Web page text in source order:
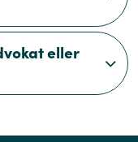
eller